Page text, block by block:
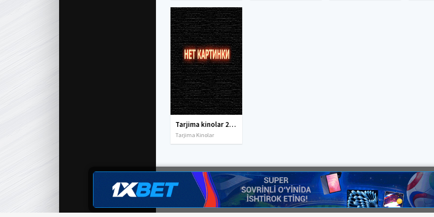
Tarjima kinolar 2010-2011-2012-2013-2014-2015-2016-2017-2018-2019-2020-2021-2022-2023-2024-2025 O'zbek tilida Uzbek tarjima Full HD
Tarjima Kinolar